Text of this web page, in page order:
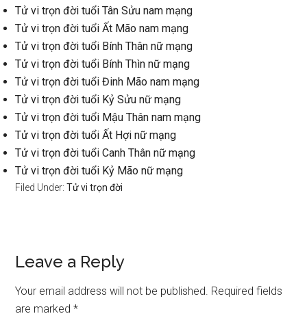
Tử vi trọn đời tuổi Tân Sửu nam mạng
Tử vi trọn đời tuổi Ất Mão nam mạng
Tử vi trọn đời tuổi Bính Thân nữ mạng
Tử vi trọn đời tuổi Bính Thìn nữ mạng
Tử vi trọn đời tuổi Đinh Mão nam mạng
Tử vi trọn đời tuổi Kỷ Sửu nữ mạng
Tử vi trọn đời tuổi Mậu Thân nam mạng
Tử vi trọn đời tuổi Ất Hợi nữ mạng
Tử vi trọn đời tuổi Canh Thân nữ mạng
Tử vi trọn đời tuổi Kỷ Mão nữ mạng
Filed Under:Tử vi trọn đời
Reader
Interactions
Leave a Reply
Your email address will not be published. Required fields
are marked*